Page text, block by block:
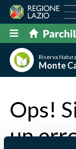
Riserva
Monte
Ops!
un